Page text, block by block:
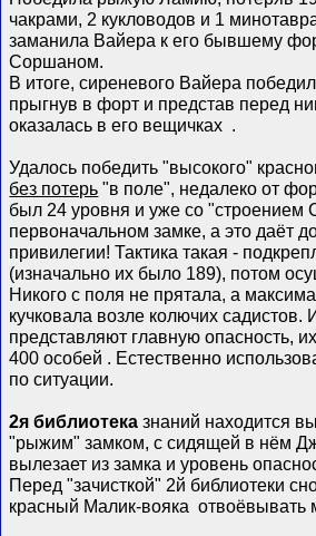
чакрами, 2 кукловодов и 1
заманила Вайера к его бывшему
Соршаном.
В итоге, сиреневого Вайера
прыгнув в форт и представ перед
оказалась в его вещичках .
Удалось победить "высокого"
без потерь "в поле", недалеко от
был 24 уровня и уже со "строением
первоначальном замке, а это даёт
привилегии! Тактика такая -
(изначально их было 189), потом
Никого с поля не прятала, а
кучковала возле колючих
представляют главную опасность,
400 особей . Естественно
по ситуации.
2я библиотека знаний находится
"рыжим" замком, с сидящей в нём
вылезает из замка и уровень
Перед "зачисткой" 2й библиотеки
красный Малик-вояка отвоёвывать